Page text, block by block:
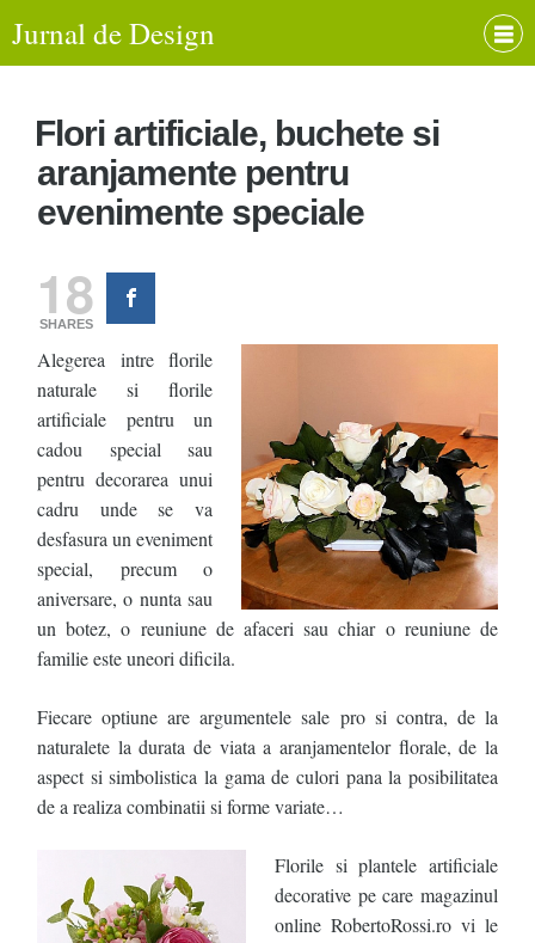
Jurnal de Design
Flori artificiale, buchete si
aranjamente pentru
evenimente speciale
18
SHARES
Alegerea intre florile
naturale si florile
artificiale pentru un
cadou special sau
pentru decorarea unui
cadru unde se va
desfasura un eveniment
special, precum o
aniversare, o nunta sau
un botez, o reuniune de afaceri sau chiar o reuniune de
familie este uneori dificila.
Fiecare optiune are argumentele sale pro si contra, de la
naturalete la durata de viata a aranjamentelor florale, de la
aspect si simbolistica la gama de culori pana la posibilitatea
de a realiza combinatii si forme variate…
Florile si plantele artificiale
decorative pe care magazinul
online RobertoRossi.ro vi le